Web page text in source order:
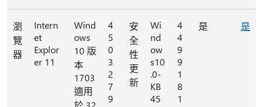
瀏
覽
器
Intern
et
Explor
er 11
Wind
ows
10 版
本
1703
適用
4
5
0
3
2
7
9
安
全
性
更
新
Wi
nd
ow
s10
.0-
KB
45
4
4
9
9
1
8
1
是 是